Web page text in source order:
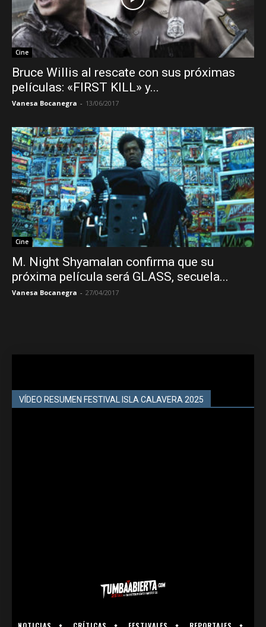
Cine
Bruce Willis al rescate con sus próximas
películas: «FIRST KILL» y...
Vanesa Bocanegra - 13/06/2017
Cine
M. Night Shyamalan confirma que su
próxima película será GLASS, secuela...
Vanesa Bocanegra - 27/04/2017
VÍDEO RESUMEN FESTIVAL ISLA CALAVERA 2025